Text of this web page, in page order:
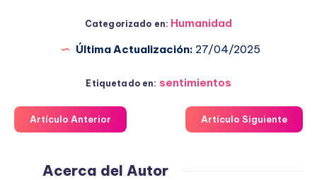
Categorizado en: Humanidad
Última Actualización: 27/04/2025
Etiquetado en: sentimientos
Artículo Anterior Artículo Siguiente
Acerca del Autor